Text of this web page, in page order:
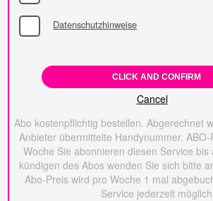
Datenschutzhinweise
CLICK AND CONFIRM
Cancel
Abo kostenpflichtig bestellen. Abgerechnet
Anbieter übermittelte Handynummer.
Woche Sie abonnieren diesen Service
kündigen des Abos wenden Sie sich bitte
Abo-Preis wird pro Woche 1 mal
Service jederzeit möglich.